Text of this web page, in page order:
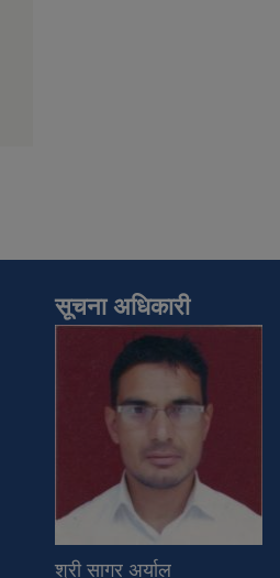
सूचना अधिकारी
श्री सागर अर्याल